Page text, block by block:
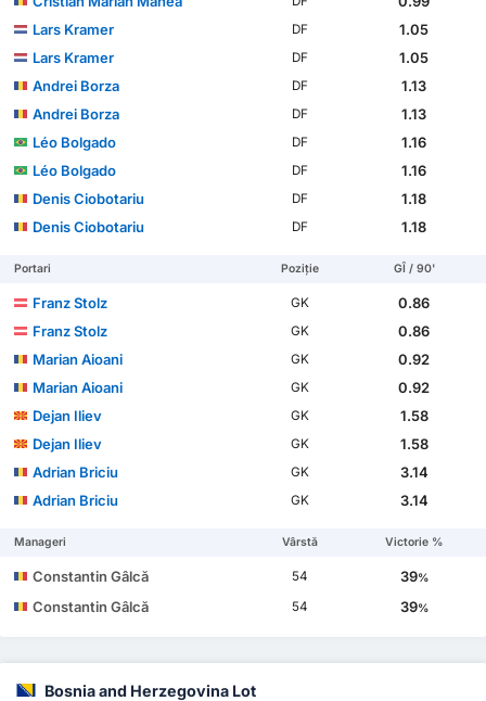
Lars Kramer
DF
1.05
Lars Kramer
DF
1.05
Andrei Borza
DF
1.13
Andrei Borza
DF
1.13
Léo Bolgado
DF
1.16
Léo Bolgado
DF
1.16
Denis Ciobotariu
DF
1.18
Denis Ciobotariu
DF 1.18
Portari Poziție GÎ / 90'
Franz Stolz GK
0.86
Franz Stolz
GK
0.86
Marian Aioani
GK
0.92
Marian Aioani
GK
0.92
Dejan Iliev
GK
1.58
Dejan Iliev
GK
1.58
Adrian Briciu
GK
3.14
Adrian Briciu
GK 3.14
Manageri Vârstă Victorie %
Constantin Gâlcă 54 39%
Constantin Gâlcă 54 39%
Bosnia and Herzegovina Lot